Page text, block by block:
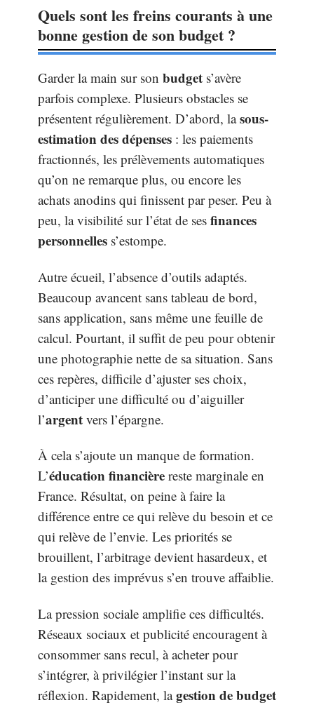
Quels sont les freins courants à une
bonne gestion de son budget ?
Garder la main sur son budget s’avère
parfois complexe. Plusieurs obstacles se
présentent régulièrement. D’abord, lasous-
estimation des dépenses : les paiements
fractionnés, les prélèvements automatiques
qu’on ne remarque plus, ou encore les
achats anodins qui finissent par peser. Peu à
peu, la visibilité sur l’état de ses finances
personnelles s’estompe.
Autre écueil, l’absence d’outils adaptés.
Beaucoup avancent sans tableau de bord,
sans application, sans même une feuille de
calcul. Pourtant, il suffit de peu pour obtenir
une photographie nette de sa situation. Sans
ces repères, difficile d’ajuster ses choix,
d’anticiper une difficulté ou d’aiguiller
l’argent vers l’épargne.
À cela s’ajoute un manque de formation.
L’éducation financière reste marginale en
France. Résultat, on peine à faire la
différence entre ce qui relève du besoin et ce
qui relève de l’envie. Les priorités se
brouillent, l’arbitrage devient hasardeux, et
la gestion des imprévus s’en trouve affaiblie.
La pression sociale amplifie ces difficultés.
Réseaux sociaux et publicité encouragent à
consommer sans recul, à acheter pour
s’intégrer, à privilégier l’instant sur la
réflexion. Rapidement, lagestion de budget